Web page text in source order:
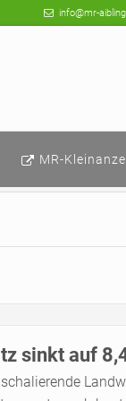
info@mr-
MR-
sinkt auf